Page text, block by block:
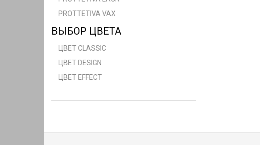
PROTTETIVA VAX
ВЫБОР ЦВЕТА
ЦВЕТ CLASSIC
ЦВЕТ DESIGN
ЦВЕТ EFFECT